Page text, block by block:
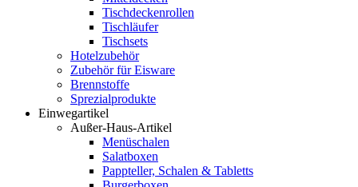
Tischdeckenrollen
Tischläufer
Tischsets
Hotelzubehör
Zubehör für Eisware
Brennstoffe
Sprezialprodukte
Einwegartikel
Außer-Haus-Artikel
Menüschalen
Salatboxen
Pappteller, Schalen & Tabletts